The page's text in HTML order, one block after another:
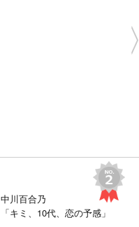
中川百合乃
「キミ、10代、恋の予感」